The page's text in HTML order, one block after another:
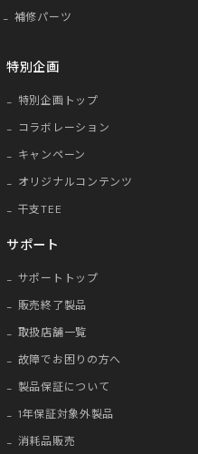
補修パーツ
特別企画
特別企画トップ
コラボレーション
キャンペーン
オリジナルコンテンツ
干支TEE
サポート
サポートトップ
販売終了製品
取扱店舗一覧
故障でお困りの方へ
製品保証について
1年保証対象外製品
消耗品販売